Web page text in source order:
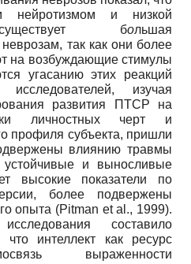
и низкой
большая
так как они более
на возбуждающие стимулы
угасанию этих реакций
изучая
развития ПТСР на
личностных черт и
профиля субъекта, пришли
влиянию травмы
устойчивые и выносливые
высокие показатели по
более подвержены
опыта (Pitman et al., 1999).
составило
интеллект как ресурс
выраженности